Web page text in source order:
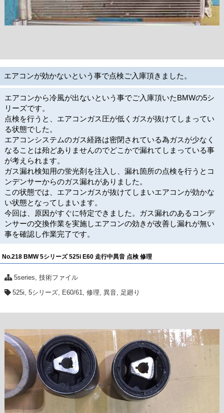
エアコンが効かないという事で点検ご入庫頂きました。
エアコンから冷風が出ないという事でご入庫頂いたBMWの5シ
リーズです。
点検を行うと、エアコンガス圧が低くガスが抜けてしまってい
る状態でした。
エアコンシステムのガス経路は密閉されている為ガスが少なく
なることは殆どありませんのでどこかで漏れてしまっている事
が考えられます。
ガス漏れ検知用の蛍光剤を注入し、漏れ箇所の点検を行うとコ
ンデンサーからのガス漏れがありました。
この状態では、エアコンガスが抜けてしまいエアコンが効かな
い状態となってしまいます。
今回は、原因がすぐに特定できました。ガス漏れのあるコンデ
ンサーの交換作業を実施しエアコンの効きが改善し漏れが無い
事を確認し作業完了です。
No.218 BMW 5シリーズ 525i E60 走行中異音 点検 修理
5series,技術ファイル
525i,5シリーズ, E60/61,修理,異音, 足廻り